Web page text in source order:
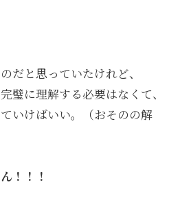
だと思っていたけれど、
璧に理解する必要はなくて、
いけばいい。（おそのの解
！！！